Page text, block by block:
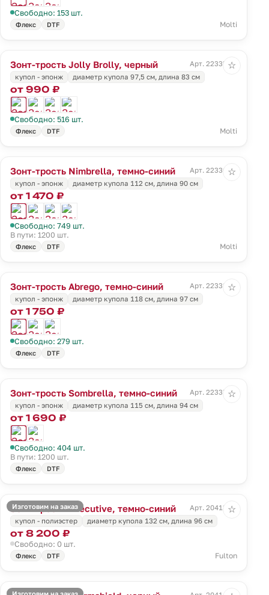
Свободно: 153 шт.
Флекс DTF Molti
Зонт-трость Jolly Brolly, черный
Арт. 22335.30
купол - эпонж
диаметр купола 97,5 см, длина 83 см
от 990 ₽
Свободно: 516 шт.
Флекс DTF Molti
☆
Зонт-трость Nimbrella, темно-синий
Арт. 22336.40
купол - эпонж
диаметр купола 112 см, длина 90 см
от 1 470 ₽
Свободно: 749 шт.
В пути: 1200 шт.
Флекс DTF Molti
☆
Зонт-трость Abrego, темно-синий
Арт. 22338.40
купол - эпонж
диаметр купола 118 см, длина 97 см
от 1 750 ₽
Свободно: 279 шт.
Флекс DTF
☆
Зонт-трость Sombrella, темно-синий
Арт. 22337.40
купол - эпонж
диаметр купола 115 см, длина 94 см
от 1 690 ₽
Свободно: 404 шт.
В пути: 1200 шт.
Флекс DTF
☆
Изготовим на заказ
Зонт-трость Executive, темно-синий
Арт. 20413.40
купол - полиэстер
диаметр купола 132 см, длина 96 см
от 8 200 ₽
Свободно: 0 шт.
Флекс DTF Fulton
☆
Изготовим на заказ